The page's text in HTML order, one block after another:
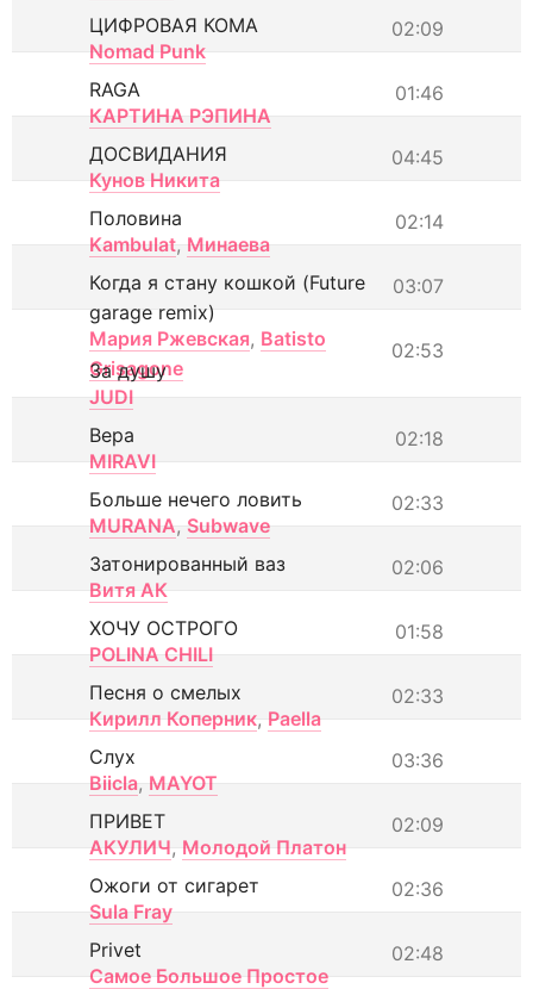
02:09
ЦИФРОВАЯ КОМА
Nomad Punk
01:46
RAGA
КАРТИНА РЭПИНА
04:45
ДОСВИДАНИЯ
Кунов Никита
02:14
Половина
Kambulat, Минаева
03:07
Когда я стану кошкой (Future
garage remix)
Мария Ржевская, Batisto
Grisagone
02:53
За душу
JUDI
02:18
Вера
MIRAVI
02:33
Больше нечего ловить
MURANA, Subwave
02:06
Затонированный ваз
Витя АК
01:58
ХОЧУ ОСТРОГО
POLINA CHILI
02:33
Песня о смелых
Кирилл Коперник, Paella
03:36
Слух
Biicla, MAYOT
02:09
ПРИВЕТ
АКУЛИЧ, Молодой Платон
02:36
Ожоги от сигарет
Sula Fray
02:48
Privet
Самое Большое Простое